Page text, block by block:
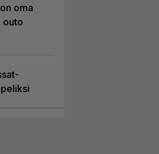
oma
outo